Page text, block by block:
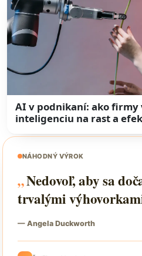
AI v podnikaní: ako firmy
inteligenciu na rast a